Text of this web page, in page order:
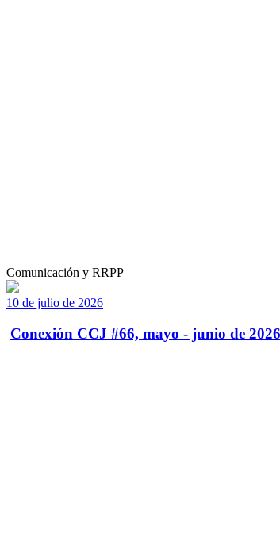
Comunicación y RRPP
10 de julio de 2026
Conexión CCJ #66, mayo - junio de